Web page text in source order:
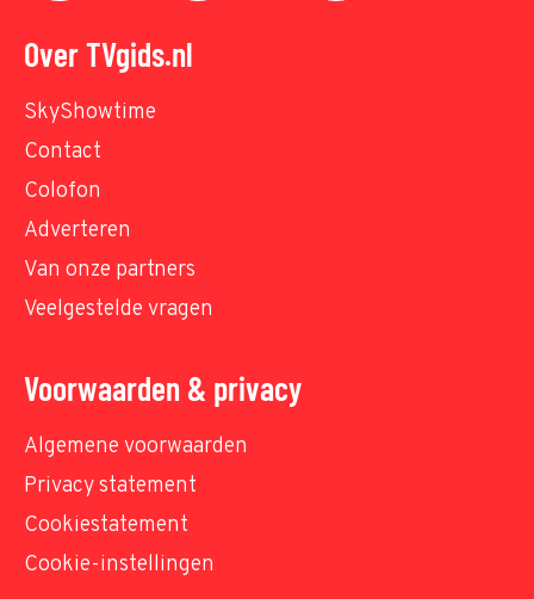
Over TVgids.nl
SkyShowtime
Contact
Colofon
Adverteren
Van onze partners
Veelgestelde vragen
Voorwaarden & privacy
Algemene voorwaarden
Privacy statement
Cookiestatement
Cookie-instellingen